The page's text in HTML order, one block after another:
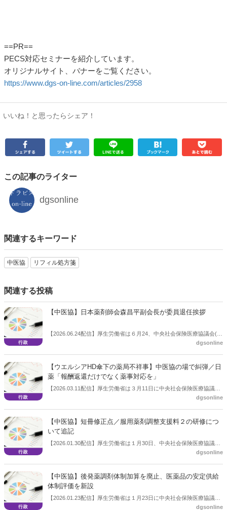
==PR==
PECS対応セミナーを紹介しています。
オリジナルサイト、バナーをご覧ください。
https://www.dgs-on-line.com/articles/2958
いいね！と思ったらシェア！
この記事のライター
dgsonline
関連するキーワード
中医協 リフィル処方箋
関連する投稿
【中医協】日本薬剤師会森昌平副会長が委員退任挨拶
【2026.06.24配信】厚生労働省は６月24、中央社会保険医療協議会(中
医協)を開いた。この中で、同日付けで委員を退任する日本薬剤師会副
dgsonline
【ウエルシアHD傘下の薬局不祥事】中医協の場で糾弾／日
薬「報酬返還だけでなく薬事対応を」
【2026.03.11配信】厚生労働省は３月11日に中央社会保険医療協議会
（中医協）総会を開いた。この中で日本薬剤師会副会長の森昌平氏
祥事について特別にコメントし、「報酬返還だけでなく薬事上の対応
を」と求めた。
dgsonline
【中医協】短冊修正点／服用薬剤調整支援料２の研修につ
いて追記
【2026.01.30配信】厚生労働省は１月30日、中央社会保険医療協議会
（中医協）総会を開き、次期調剤報酬改定の個別改定項目、いわゆる
料２の研修について追記した。
dgsonline
【中医協】後発薬調剤体制加算を廃止、医薬品の安定供給
体制評価を新設
【2026.01.23配信】厚生労働省は１月23日に中央社会保険医療協議会
（中医協）総会を開き、「個別改定項目について（その１）」を議題
dgsonline